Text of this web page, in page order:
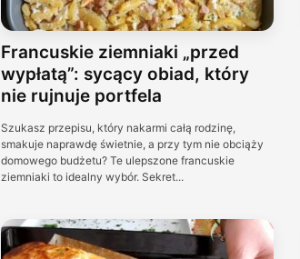
Francuskie ziemniaki „przed
wypłatą”: sycący obiad, który
nie rujnuje portfela
Szukasz przepisu, który nakarmi całą rodzinę,
smakuje naprawdę świetnie, a przy tym nie obciąży
domowego budżetu? Te ulepszone francuskie
ziemniaki to idealny wybór. Sekret...